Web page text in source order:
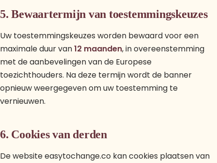
5. Bewaartermijn van toestemmingskeuzes
Uw toestemmingskeuzes worden bewaard voor een
maximale duur van12 maanden, in overeenstemming
met de aanbevelingen van de Europese
toezichthouders. Na deze termijn wordt de banner
opnieuw weergegeven om uw toestemming te
vernieuwen.
6. Cookies van derden
De website easytochange.co kan cookies plaatsen van